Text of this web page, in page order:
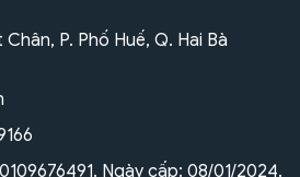
P. Phố Huế, Q. Hai Bà
Ngày cấp: 08/01/2024.